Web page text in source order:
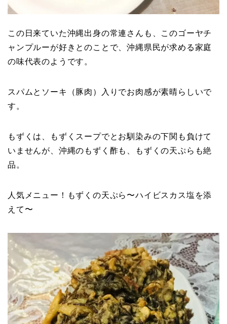
この日来ていた沖縄出身の常連さんも、このゴーヤチ
ャンプルーが好きとのことで、沖縄県民が求める家庭
の味代表のようです。
スパムとソーキ（豚肉）入りでお肉感が素晴らしいで
す。
もずくは、もずくスープでとお馴染みの下関も負けて
いませんが、沖縄のもずく酢も、もずくの天ぷらも絶
品。
人気メニュー！もずくの天ぷら〜ハイビスカス塩を添
えて〜